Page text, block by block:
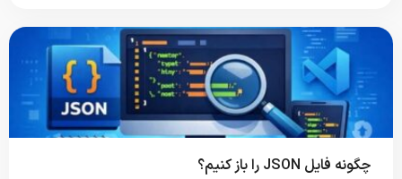
چگونه فایل JSON را باز کنیم؟